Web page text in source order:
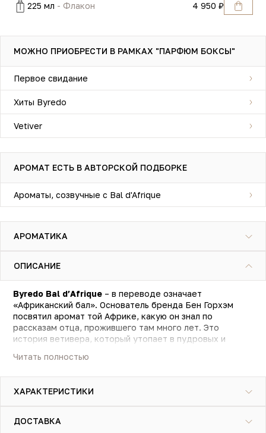
225 мл - Флакон 4 950 ₽
МОЖНО ПРИОБРЕСТИ В РАМКАХ "ПАРФЮМ БОКСЫ"
Первое свидание
Хиты Byredo
Vetiver
АРОМАТ ЕСТЬ В АВТОРСКОЙ ПОДБОРКЕ
Ароматы, созвучные с Bal d'Afrique
АРОМАТИКА
ОПИСАНИЕ
Byredo Bal d’Afrique – в переводе означает
«Африканский бал». Основатель бренда Бен Горхэм
посвятил аромат той Африке, какую он знал по
рассказам отца, прожившего там много лет. Это
история ветивера, который утопает в пудровых и
мятный бучу. Согревает прохладный цикламен и
смолистый кедр и лёгким дымом растворяется в
воздухе.
Читать полностью
ХАРАКТЕРИСТИКИ
ДОСТАВКА